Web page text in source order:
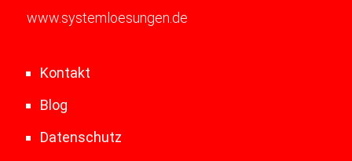
www.systemloesungen.de
Kontakt
Blog
Datenschutz